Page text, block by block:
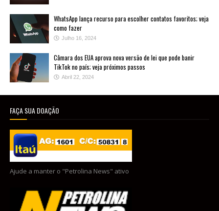
WhatsApp lança recurso para escolher contatos favoritos; veja
como fazer
Julho 16, 2024
Câmara dos EUA aprova nova versão de lei que pode banir
TikTok no país; veja próximos passos
Abril 22, 2024
FAÇA SUA DOAÇÃO
Ajude a manter o "Petrolina News" ativo